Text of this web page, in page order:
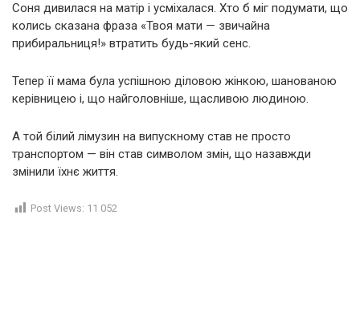
Соня дивилася на матір і усміхалася. Хто б міг подумати, що
колись сказана фраза «Твоя мати — звичайна
прибиральниця!» втратить будь-який сенс.
Тепер її мама була успішною діловою жінкою, шанованою
керівницею і, що найголовніше, щасливою людиною.
А той білий лімузин на випускному став не просто
транспортом — він став символом змін, що назавжди
змінили їхнє життя.
Post Views: 11 052